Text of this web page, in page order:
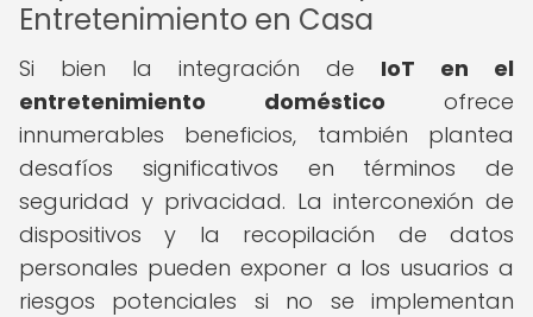
Entretenimiento en Casa
Si bien la integración de IoT en el
entretenimiento doméstico ofrece
innumerables beneficios, también plantea
desafíos significativos en términos de
seguridad y privacidad. La interconexión de
dispositivos y la recopilación de datos
personales pueden exponer a los usuarios a
riesgos potenciales si no se implementan